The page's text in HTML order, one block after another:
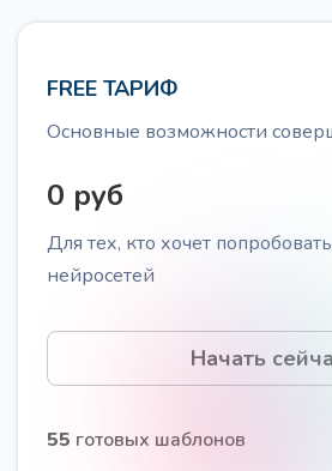
принятия решения о покупке
20 вопросов от ЦА
Про
Целевую Аудиторию
FREE ТАРИФ
Основные возможности
0 руб
Для тех, кто хочет
нейросетей
Начать
55 готовых шаблонов